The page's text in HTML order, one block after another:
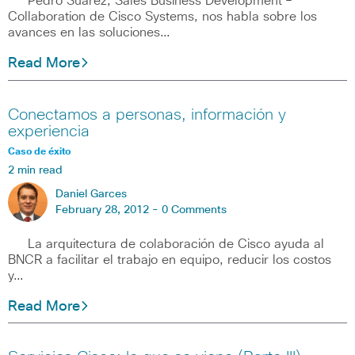
Collaboration de Cisco Systems, nos habla sobre los
avances en las soluciones…
Read More
Conectamos a personas, información y
experiencia
Caso de éxito
2 min read
Daniel Garces
February 28, 2012 - 0 Comments
La arquitectura de colaboración de Cisco ayuda al
BNCR a facilitar el trabajo en equipo, reducir los costos
y…
Read More